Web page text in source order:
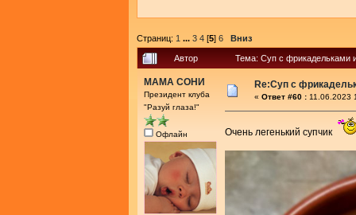
Страниц: 1 ... 3 4 [5] 6 Вниз
Автор Тема: Суп с фрикадельками
МАМА СОНИ
Президент клуба
"Разуй глаза!"
Офлайн
Re:Суп с
« Ответ #60 : 11.06.2023
Очень легенький супчик